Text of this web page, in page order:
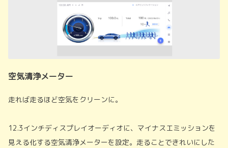
空気清浄メーター
走れば走るほど空気をクリーンに。
12.3インチディスプレイオーディオに、マイナスエミッションを
見える化する空気清浄メーターを設定。走ることできれいにした